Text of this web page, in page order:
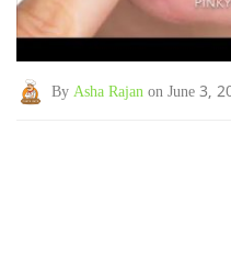
By Asha Rajan on June 3,